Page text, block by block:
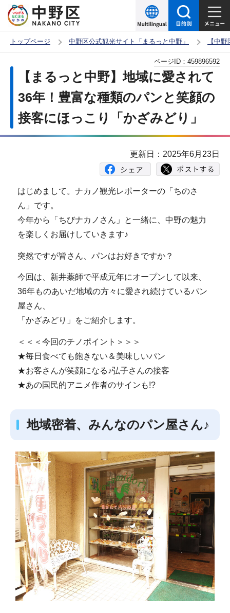
の
ー
す
トップページ 中野区公式観光サイト「まるっと中野」 【中
【まるっと中野】地域に愛されて
36年！豊富な種類のパンと笑顔の
接客にほっこり「かざみどり」
ページID： 459896592
更新日：2025年6月23日
はじめまして。ナカノ観光レポーターの「ちのさ
ん」です。
今年から「ちびナカノさん」と一緒に、中野の魅力
を楽しくお届けしていきます♪
突然ですが皆さん、パンはお好きですか？
今回は、新井薬師で平成元年にオープンして以来、
36年ものあいだ地域の方々に愛され続けているパン
屋さん、
「かざみどり」をご紹介します。
＜＜＜今回のチノポイント＞＞＞
★毎日食べても飽きない＆美味しいパン
★お客さんが笑顔になる♪弘子さんの接客
★あの国民的アニメ作者のサインも!?
地域密着、みんなのパン屋さん♪